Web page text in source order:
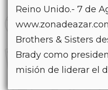
Reino Unido.- 7 de
Brothers & Sisters
Brady como
misión de liderar el